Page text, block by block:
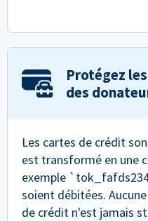
Protégez
des
Les cartes de crédit
est transformé en une
exemple
soient débitées.
de crédit n'est jamais